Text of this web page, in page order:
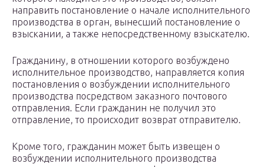
направить постановление о начале исполнительного
производства в орган, вынесший постановление о
взыскании, а также непосредственному взыскателю.
Гражданину, в отношении которого возбуждено
исполнительное производство, направляется копия
постановления о возбуждении исполнительного
производства посредством заказного почтового
отправления. Если гражданин не получил это
отправление, то происходит возврат отправителю.
Кроме того, гражданин может быть извещен о
возбуждении исполнительного производства